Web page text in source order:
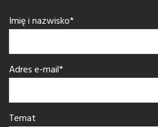
Imię i nazwisko*
Adres e-mail*
Temat